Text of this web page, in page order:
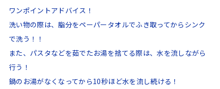
ワンポイントアドバイス！
洗い物の際は、脂分をペーパータオルでふき取ってからシンク
で洗う！！
また、パスタなどを茹でたお湯を捨てる際は、水を流しながら
行う！
鍋のお湯がなくなってから10秒ほど水を流し続ける！